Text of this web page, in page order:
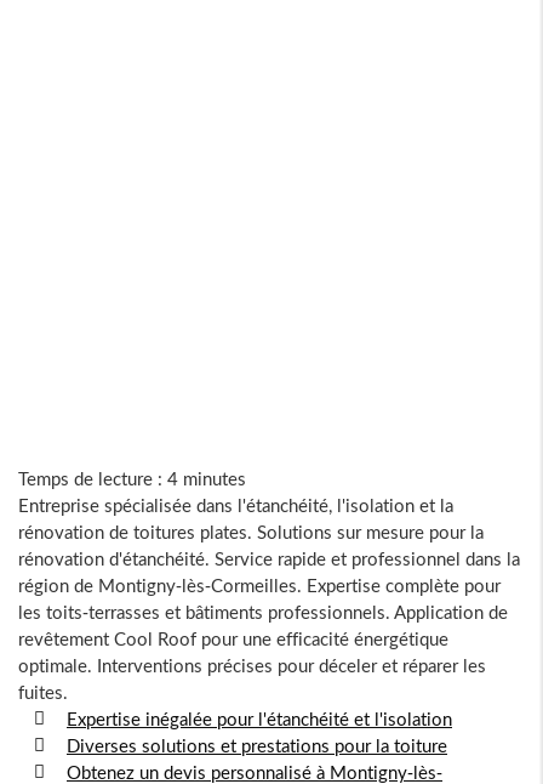
Temps de lecture : 4 minutes
Entreprise spécialisée dans l'étanchéité, l'isolation et la
rénovation de toitures plates. Solutions sur mesure pour la
rénovation d'étanchéité. Service rapide et professionnel dans la
région de Montigny-lès-Cormeilles. Expertise complète pour
les toits-terrasses et bâtiments professionnels. Application de
revêtement Cool Roof pour une efficacité énergétique
optimale. Interventions précises pour déceler et réparer les
fuites.
Expertise inégalée pour l'étanchéité et l'isolation
Diverses solutions et prestations pour la toiture
Obtenez un devis personnalisé à Montigny-lès-